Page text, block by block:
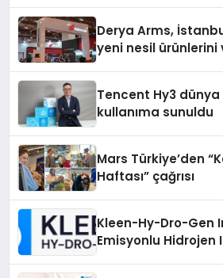
Derya Arms,
yeni nesil
Tencent Hy3
kullanıma sunuldu
Mars Türkiye’den
Haftası” çağrısı
Kleen-Hy-Dro-Gen
Emisyonlu Hidrojen